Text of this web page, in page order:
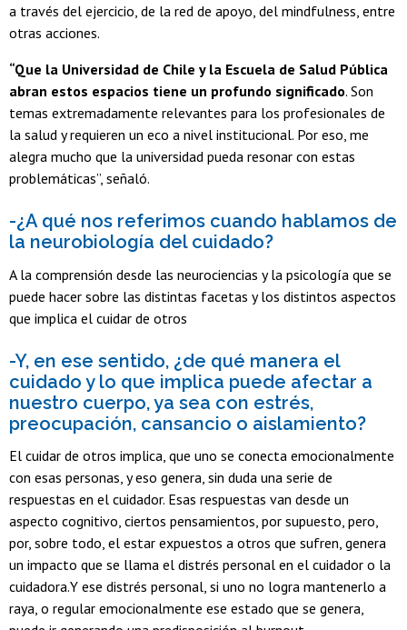
a través del ejercicio, de la red de apoyo, del mindfulness, entre
otras acciones.
“Que la Universidad de Chile y la Escuela de Salud Pública
abran estos espacios tiene un profundo significado. Son
temas extremadamente relevantes para los profesionales de
la salud y requieren un eco a nivel institucional. Por eso, me
alegra mucho que la universidad pueda resonar con estas
problemáticas”, señaló.
-¿A qué nos referimos cuando hablamos de
la neurobiología del cuidado?
A la comprensión desde las neurociencias y la psicología que se
puede hacer sobre las distintas facetas y los distintos aspectos
que implica el cuidar de otros
-Y, en ese sentido, ¿de qué manera el
cuidado y lo que implica puede afectar a
nuestro cuerpo, ya sea con estrés,
preocupación, cansancio o aislamiento?
El cuidar de otros implica, que uno se conecta emocionalmente
con esas personas, y eso genera, sin duda una serie de
respuestas en el cuidador. Esas respuestas van desde un
aspecto cognitivo, ciertos pensamientos, por supuesto, pero,
por, sobre todo, el estar expuestos a otros que sufren, genera
un impacto que se llama el distrés personal en el cuidador o la
cuidadora.Y ese distrés personal, si uno no logra mantenerlo a
raya, o regular emocionalmente ese estado que se genera,